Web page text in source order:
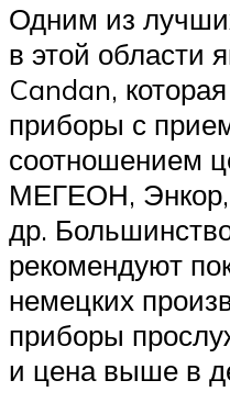
Одним из
в этой области
Candan,
приборы с
соотношением
МЕГЕОН,
др.
рекомендуют
немецких
приборы
и цена выше в